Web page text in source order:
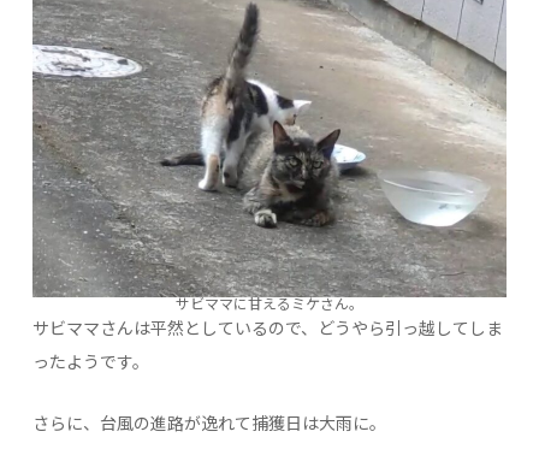
サビママに甘えるミケさん。
サビママさんは平然としているので、どうやら引っ越してしま
ったようです。
さらに、台風の進路が逸れて捕獲日は大雨に。